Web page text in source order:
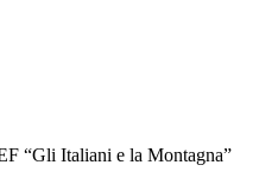
“Gli Italiani e la Montagna”